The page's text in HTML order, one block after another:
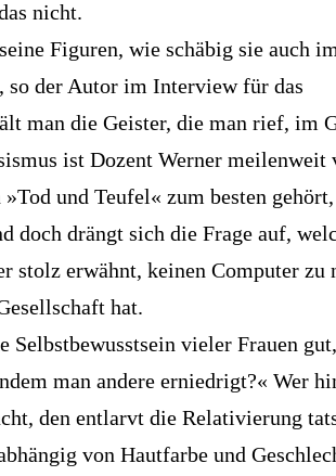
nicht.
Figuren, wie schäbig sie auch
der Autor im Interview für das
man die Geister, die man rief, im
ist Dozent Werner meilenweit
und Teufel« zum besten
doch drängt sich die Frage auf,
stolz erwähnt, keinen Computer zu
hat.
Selbstbewusstsein vieler Frauen
man andere erniedrigt?« Wer
den entlarvt die Relativierung
von Hautfarbe und